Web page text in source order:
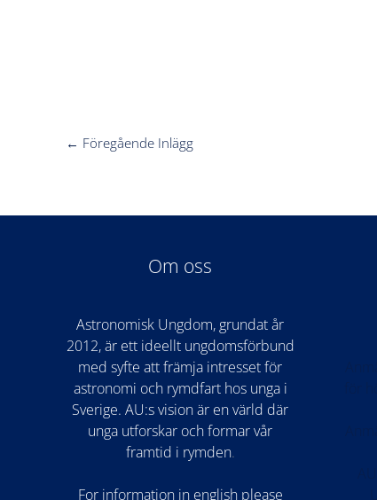
← Föregående Inlägg
Om oss
Astronomisk Ungdom, grundat år
2012, är ett ideellt ungdomsförbund
med syfte att främja intresset för
astronomi och rymdfart hos unga i
Sverige. AU:s vision är en värld där
unga utforskar och formar vår
framtid i rymden.
For information in english please